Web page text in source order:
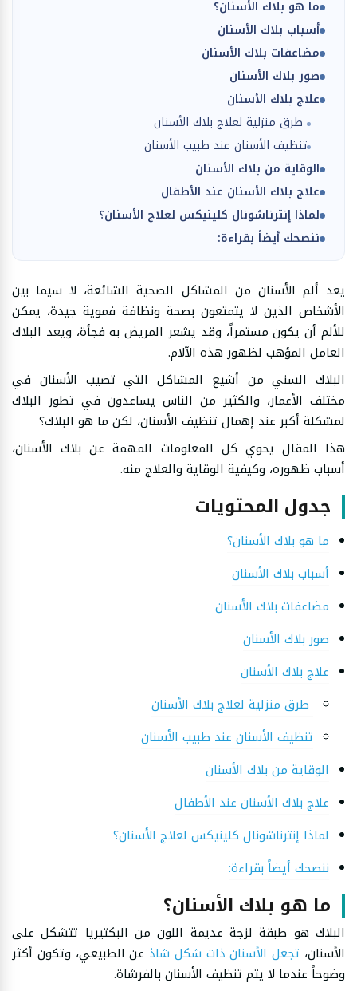
ما هو بلاك الأسنان؟
أسباب بلاك الأسنان
مضاعفات بلاك الأسنان
صور بلاك الأسنان
علاج بلاك الأسنان
طرق منزلية لعلاج بلاك الأسنان
تنظيف الأسنان عند طبيب الأسنان
الوقاية من بلاك الأسنان
علاج بلاك الأسنان عند الأطفال
لماذا إنترناشونال كلينيكس لعلاج الأسنان؟
ننصحك أيضاً بقراءة:
يعد ألم الأسنان من المشاكل الصحية الشائعة، لا سيما بين
الأشخاص الذين لا يتمتعون بصحة ونظافة فموية جيدة، يمكن
للألم أن يكون مستمراً، وقد يشعر المريض به فجأة، ويعد البلاك
العامل المؤهب لظهور هذه الآلام.
البلاك السني من أشيع المشاكل التي تصيب الأسنان في
مختلف الأعمار، والكثير من الناس يساعدون في تطور البلاك
لمشكلة أكبر عند إهمال تنظيف الأسنان، لكن ما هو البلاك؟
هذا المقال يحوي كل المعلومات المهمة عن بلاك الأسنان،
أسباب ظهوره، وكيفية الوقاية والعلاج منه.
جدول المحتويات
ما هو بلاك الأسنان؟
أسباب بلاك الأسنان
مضاعفات بلاك الأسنان
صور بلاك الأسنان
علاج بلاك الأسنان
طرق منزلية لعلاج بلاك الأسنان
تنظيف الأسنان عند طبيب الأسنان
الوقاية من بلاك الأسنان
علاج بلاك الأسنان عند الأطفال
لماذا إنترناشونال كلينيكس لعلاج الأسنان؟
ننصحك أيضاً بقراءة:
ما هو بلاك الأسنان؟
البلاك هو طبقة لزجة عديمة اللون من البكتيريا تتشكل على
الأسنان، تجعل الأسنان ذات شكل شاذ عن الطبيعي، وتكون أكثر
وضوحاً عندما لا يتم تنظيف الأسنان بالفرشاة.